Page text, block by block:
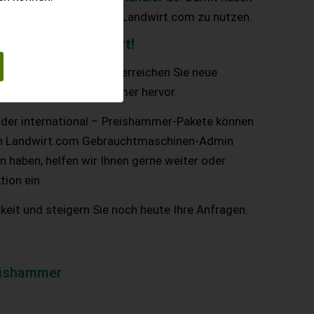
Zugriffsraten auf Landwirt.com zu nutzen.
prominent platziert!
Reichweite und erreichen Sie neue
als Preishammer hervor.
international – Preishammer-Pakete können
Landwirt.com Gebrauchtmaschinen-Admin
haben, helfen wir Ihnen gerne weiter oder
ein.
und steigern Sie noch heute Ihre Anfragen.